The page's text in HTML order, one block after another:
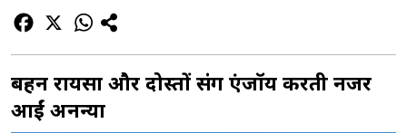
बहन रायसा और दोस्तों संग एंजॉय करती नजर
आईं अनन्या